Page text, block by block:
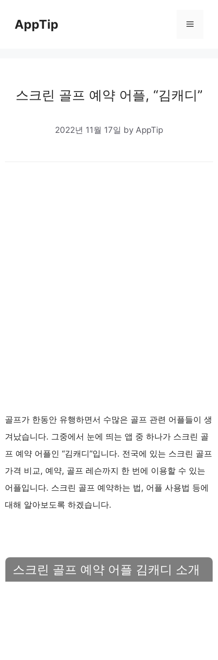
contentAppTip Menu
스크린 골프 예약 어플, “김캐디”
2022년 11월 17일 by AppTip
골프가 한동안 유행하면서 수많은 골프 관련 어플들이 생
겨났습니다. 그중에서 눈에 띄는 앱 중 하나가 스크린 골
프 예약 어플인 “김캐디”입니다. 전국에 있는 스크린 골프
가격 비교, 예약, 골프 레슨까지 한 번에 이용할 수 있는
어플입니다. 스크린 골프 예약하는 법, 어플 사용법 등에
대해 알아보도록 하겠습니다.
스크린 골프 예약 어플 김캐디 소개